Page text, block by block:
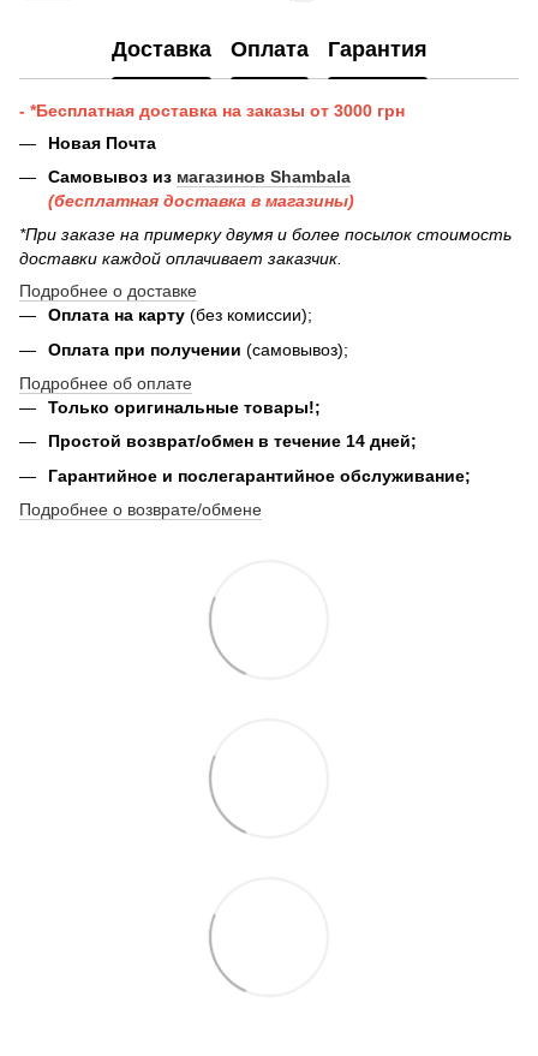
Доставка Оплата Гарантия
- *Бесплатная доставка на заказы от 3000 грн
Новая Почта
Самовывоз из магазинов Shambala
(бесплатная доставка в магазины)
*При заказе на примерку двумя и более посылок стоимость
доставки каждой оплачивает заказчик.
Подробнее о доставке
Оплата на карту (без комиссии);
Оплата при получении (самовывоз);
Подробнее об оплате
Только оригинальные товары!;
Простой возврат/обмен в течение 14 дней;
Гарантийное и послегарантийное обслуживание;
Подробнее о возврате/обмене